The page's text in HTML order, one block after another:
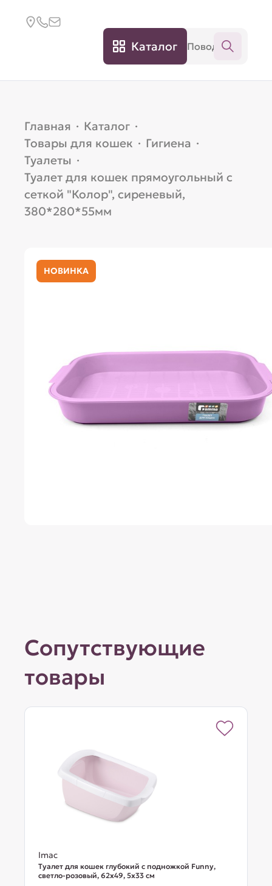
Каталог
Главная · Каталог ·
Товары для кошек · Гигиена ·
Туалеты ·
Туалет для кошек прямоугольный с
сеткой "Колор", сиреневый,
380*280*55мм
НОВИНКА
Сопутствующие
товары
Imac
Туалет для кошек глубокий с подножкой Funny,
светло-розовый, 62х49, 5х33 см